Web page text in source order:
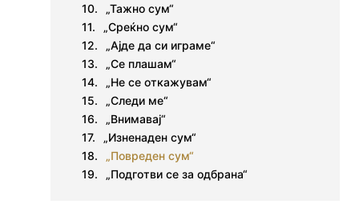
„Тажно сум“
„Среќно сум“
„Ајде да си играме“
„Се плашам“
„Не се откажувам“
„Следи ме“
„Внимавај“
„Изненаден сум“
„Повреден сум“
„Подготви се за одбрана“